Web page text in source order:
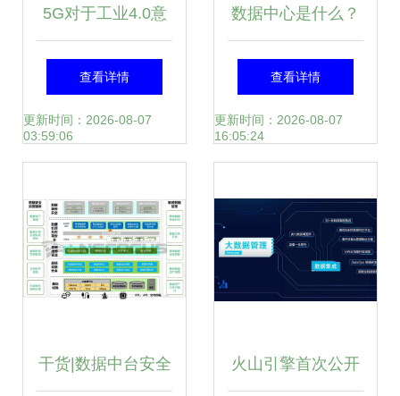
5G对于工业4.0意
味着什么?5G如何
驱动工业4.0
查看详情
更新时间：2026-08-07
03:59:06
数据中心是什么？
系统组成与数据处
理、存储服务详解
查看详情
更新时间：2026-08-07
16:05:24
干货|数据中台安全 火山引擎首次公开